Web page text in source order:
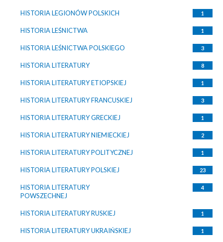
HISTORIA LEGIONÓW POLSKICH 1
HISTORIA LEŚNICTWA 1
HISTORIA LEŚNICTWA POLSKIEGO 3
HISTORIA LITERATURY 8
HISTORIA LITERATURY ETIOPSKIEJ 1
HISTORIA LITERATURY FRANCUSKIEJ 3
HISTORIA LITERATURY GRECKIEJ 1
HISTORIA LITERATURY NIEMIECKIEJ 2
HISTORIA LITERATURY POLITYCZNEJ 1
HISTORIA LITERATURY POLSKIEJ 23
HISTORIA LITERATURY
POWSZECHNEJ
4
HISTORIA LITERATURY RUSKIEJ 1
HISTORIA LITERATURY UKRAIŃSKIEJ 1